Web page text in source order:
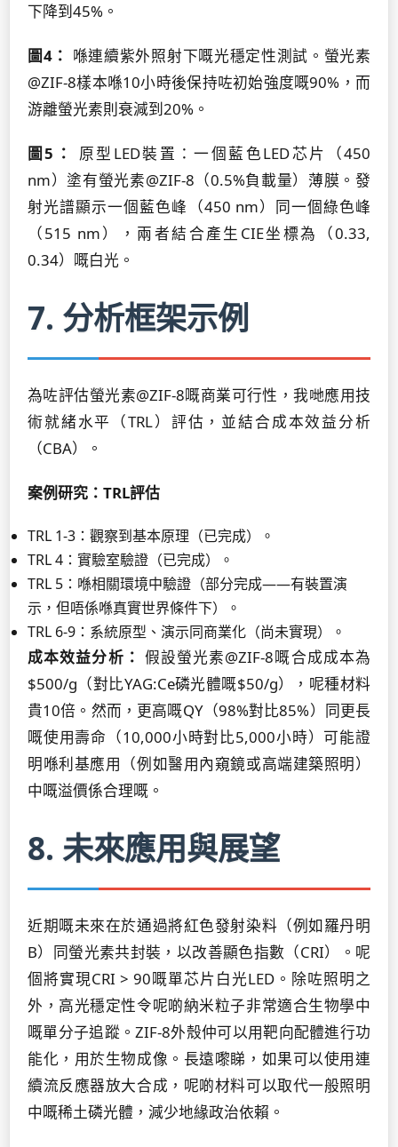
下降到45%。
圖4： 喺連續紫外照射下嘅光穩定性測試。螢光素
@ZIF-8樣本喺10小時後保持咗初始強度嘅90%，而
游離螢光素則衰減到20%。
圖5：
原型LED裝置：一個藍色LED芯片（450
nm）塗有螢光素@ZIF-8（0.5%負載量）薄膜。發
射光譜顯示一個藍色峰（450 nm）同一個綠色峰
（515 nm），兩者結合產生CIE坐標為（0.33,
0.34）嘅白光。
7. 分析框架示例
為咗評估螢光素@ZIF-8嘅商業可行性，我哋應用技
術就緒水平（TRL）評估，並結合成本效益分析
（CBA）。
案例研究：TRL評估
TRL 1-3：觀察到基本原理（已完成）。
TRL 4：實驗室驗證（已完成）。
TRL 5：喺相關環境中驗證（部分完成——有裝置演
示，但唔係喺真實世界條件下）。
TRL 6-9：系統原型、演示同商業化（尚未實現）。
成本效益分析： 假設螢光素@ZIF-8嘅合成成本為
$500/g（對比YAG:Ce磷光體嘅$50/g），呢種材料
貴10倍。然而，更高嘅QY（98%對比85%）同更長
嘅使用壽命（10,000小時對比5,000小時）可能證
明喺利基應用（例如醫用內窺鏡或高端建築照明）
中嘅溢價係合理嘅。
8. 未來應用與展望
近期嘅未來在於通過將紅色發射染料（例如羅丹明
B）同螢光素共封裝，以改善顯色指數（CRI）。呢
個將實現CRI > 90嘅單芯片白光LED。除咗照明之
外，高光穩定性令呢啲納米粒子非常適合生物學中
嘅單分子追蹤。ZIF-8外殼仲可以用靶向配體進行功
能化，用於生物成像。長遠嚟睇，如果可以使用連
續流反應器放大合成，呢啲材料可以取代一般照明
中嘅稀土磷光體，減少地緣政治依賴。